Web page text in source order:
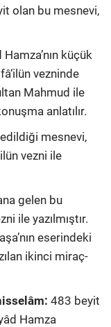
olan bu mesnevi,
Hamza’nın küçük
vezninde
Mahmud ile
anlatılır.
mesnevi,
vezni ile
gelen bu
ile yazılmıştır.
eserindeki
ikinci miraç-
483 beyit
Hamza